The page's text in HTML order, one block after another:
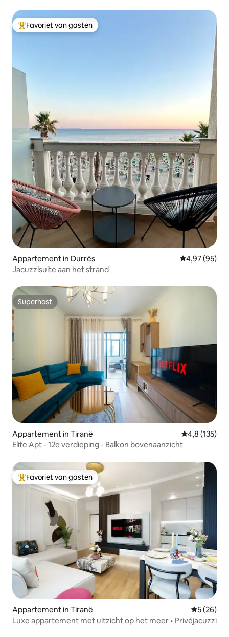
Topfavoriet van gasten
Favoriet van gasten
Appartement in Durrës Gemiddelde
4,97 (95)
Jacuzzisuite aan het strand
Superhost
Superhost
Appartement in Tiranë Gemiddelde
4,8 (135)
Elite Apt - 12e verdieping - Balkon bovenaanzicht
Topfavoriet van gasten
Favoriet van gasten
Appartement in Tiranë
5 (26)
Luxe appartement met uitzicht op het meer • Privéjacuzzi